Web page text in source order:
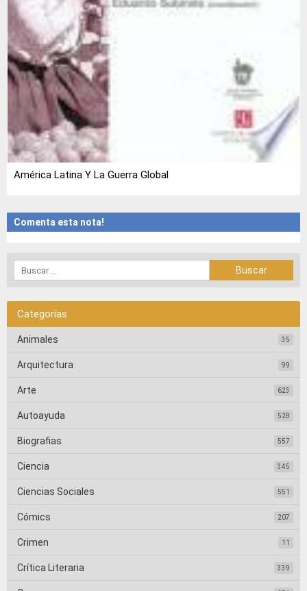
América Latina Y La Guerra Global
Comenta esta nota!
Categorías
Animales 35
Arquitectura 99
Arte 623
Autoayuda 528
Biografias 557
Ciencia 345
Ciencias Sociales 551
Cómics 207
Crimen 11
Crítica Literaria 339